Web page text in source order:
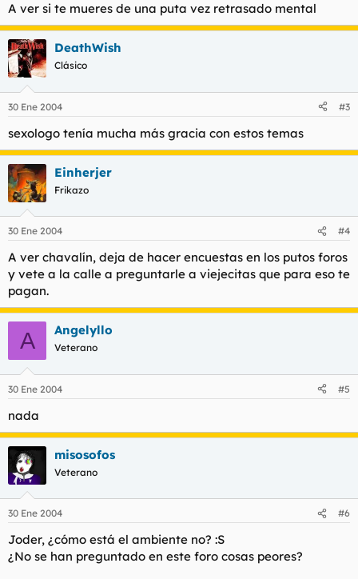
A ver si te mueres de una puta vez retrasado mental
DeathWish
Clásico
30 Ene 2004 #3
sexologo tenía mucha más gracia con estos temas
Einherjer
Frikazo
30 Ene 2004 #4
A ver chavalín, deja de hacer encuestas en los putos foros
y vete a la calle a preguntarle a viejecitas que para eso te
pagan.
A Angelyllo
Veterano
30 Ene 2004 #5
nada
misosofos
Veterano
30 Ene 2004 #6
Joder, ¿cómo está el ambiente no? :S
¿No se han preguntado en este foro cosas peores?